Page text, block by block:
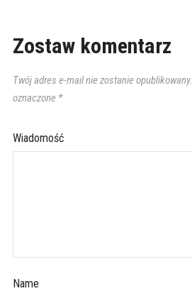
Zostaw komentarz
Twój adres e-mail nie zostanie opublikowany.
oznaczone *
Wiadomość
Name